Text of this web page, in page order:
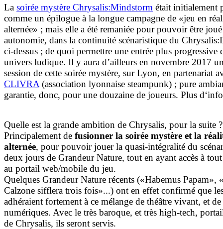
La soirée mystère Chrysalis:Mindstorm était initialement
comme un épilogue à la longue campagne de «jeu en
alternée» ; mais elle a été remaniée pour pouvoir être
autonomie, dans la continuité scénaristique du
ci-dessus ; de quoi permettre une entrée plus progressive
univers ludique. Il y aura d’ailleurs en novembre 2017
session de cette soirée mystère, sur Lyon, en partenariat
CLIVRA (association lyonnaise steampunk) ; pure
garantie, donc, pour une douzaine de joueurs. Plus
Quelle est la grande ambition de Chrysalis, pour la suite ?
Principalement de fusionner la soirée mystère et la
alternée, pour pouvoir jouer la quasi-intégralité du
deux jours de Grandeur Nature, tout en ayant accès à
au portail web/mobile du jeu.
Quelques Grandeur Nature récents («Habemus Papam»,
Calzone sifflera trois fois»...) ont en effet confirmé que
adhéraient fortement à ce mélange de théâtre vivant, et de
numériques. Avec le très baroque, et très high-tech,
de Chrysalis, ils seront servis.